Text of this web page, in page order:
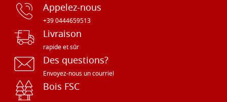
Appelez-nous
+39 0444659513
Livraison
rapide et sûr
Des questions?
Envoyez-nous un courriel
Bois FSC